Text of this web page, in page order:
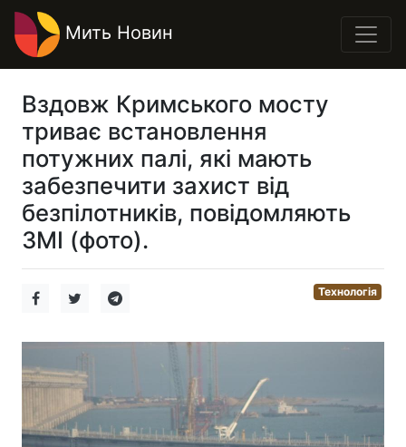
Мить Новин
Вздовж Кримського мосту
триває встановлення
потужних палі, які мають
забезпечити захист від
безпілотників, повідомляють
ЗМІ (фото).
Технологія